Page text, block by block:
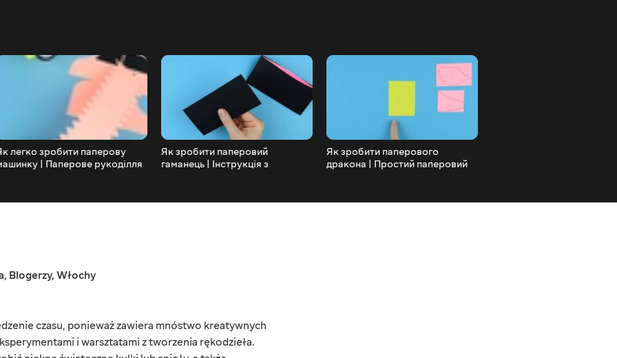
легко зробити паперову
| Паперове рукоділля
Як зробити паперовий
гаманець | Інструкція з
Паперове мистецтво
Як зробити паперового
дракона | Простий паперовий
дракона
, Blogerzy, Włochy
czasu, ponieważ zawiera mnóstwo kreatywnych
i warsztatami z tworzenia rękodzieła.